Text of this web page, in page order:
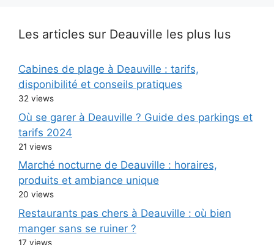
Les articles sur Deauville les plus lus
Cabines de plage à Deauville : tarifs,
disponibilité et conseils pratiques
32 views
Où se garer à Deauville ? Guide des parkings et
tarifs 2024
21 views
Marché nocturne de Deauville : horaires,
produits et ambiance unique
20 views
Restaurants pas chers à Deauville : où bien
manger sans se ruiner ?
17 views